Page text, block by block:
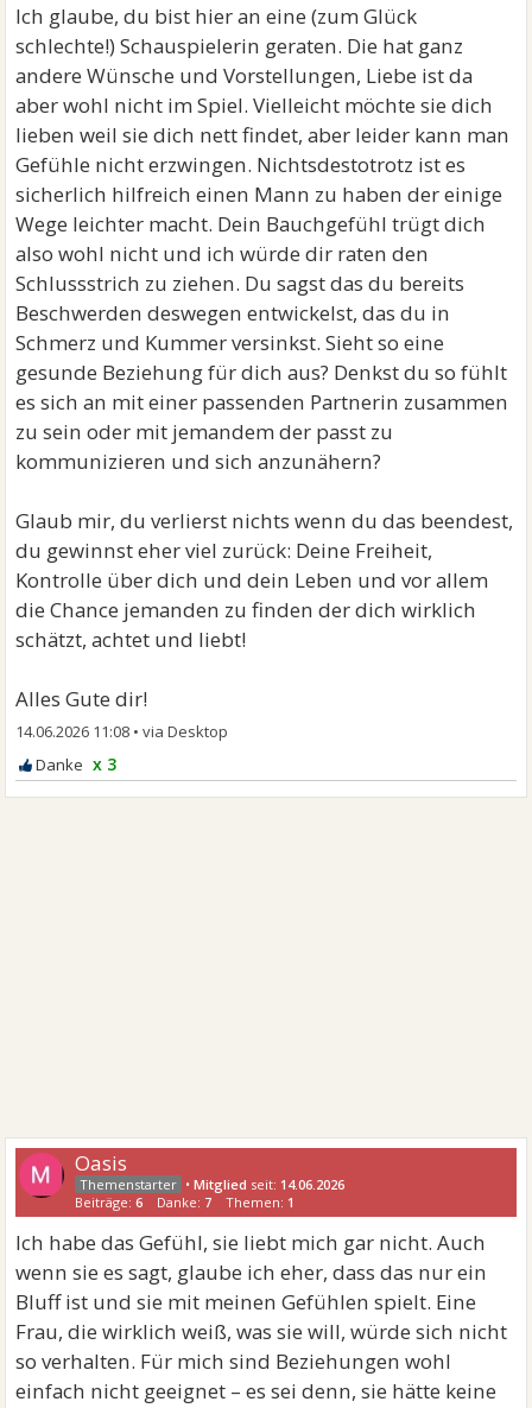
Ich glaube, du bist hier an eine (zum Glück
schlechte!) Schauspielerin geraten. Die hat ganz
andere Wünsche und Vorstellungen, Liebe ist da
aber wohl nicht im Spiel. Vielleicht möchte sie dich
lieben weil sie dich nett findet, aber leider kann man
Gefühle nicht erzwingen. Nichtsdestotrotz ist es
sicherlich hilfreich einen Mann zu haben der einige
Wege leichter macht. Dein Bauchgefühl trügt dich
also wohl nicht und ich würde dir raten den
Schlussstrich zu ziehen. Du sagst das du bereits
Beschwerden deswegen entwickelst, das du in
Schmerz und Kummer versinkst. Sieht so eine
gesunde Beziehung für dich aus? Denkst du so fühlt
es sich an mit einer passenden Partnerin zusammen
zu sein oder mit jemandem der passt zu
kommunizieren und sich anzunähern?
Glaub mir, du verlierst nichts wenn du das beendest,
du gewinnst eher viel zurück: Deine Freiheit,
Kontrolle über dich und dein Leben und vor allem
die Chance jemanden zu finden der dich wirklich
schätzt, achtet und liebt!
Alles Gute dir!
14.06.2026 11:08 •
x 3
Oasis
•Mitglied seit: 14.06.2026
Beiträge:6 Danke: 7 Themen: 1
Ich habe das Gefühl, sie liebt mich gar nicht. Auch
wenn sie es sagt, glaube ich eher, dass das nur ein
Bluff ist und sie mit meinen Gefühlen spielt. Eine
Frau, die wirklich weiß, was sie will, würde sich nicht
so verhalten. Für mich sind Beziehungen wohl
einfach nicht geeignet – es sei denn, sie hätte keine